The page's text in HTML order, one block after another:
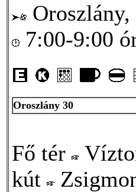
7:00-9:00
Oroszlány 30
Fő tér
kút